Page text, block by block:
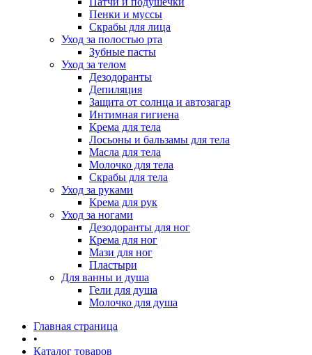
Пенки и муссы
Скрабы для лица
Уход за полостью рта
Зубные пасты
Уход за телом
Дезодоранты
Депиляция
Защита от солнца и автозагар
Интимная гигиена
Крема для тела
Лосьоны и бальзамы для тела
Масла для тела
Молочко для тела
Скрабы для тела
Уход за руками
Крема для рук
Уход за ногами
Дезодоранты для ног
Крема для ног
Мази для ног
Пластыри
Для ванны и душа
Гели для душа
Молочко для душа
Главная страница
•
Каталог товаров